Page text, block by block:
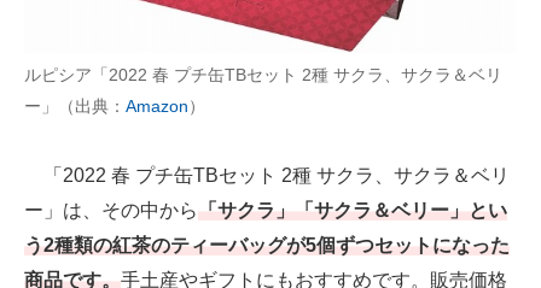
ルピシア「2022 春 プチ缶TBセット 2種 サクラ、サクラ＆ベリ
ー」（出典： Amazon）
「2022 春 プチ缶TBセット 2種 サクラ、サクラ＆ベリ
ー」は、その中から「サクラ」「サクラ＆ベリー」とい
う2種類の紅茶のティーバッグが5個ずつセットになった
商品です。手土産やギフトにもおすすめです。販売価格